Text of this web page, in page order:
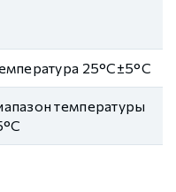
25°C±5°C
температуры